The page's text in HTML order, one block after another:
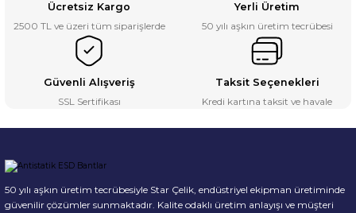
Ücretsiz Kargo
2500 TL ve üzeri tüm siparişlerde
Yerli Üretim
50 yılı aşkın üretim tecrübesi
Güvenli Alışveriş
SSL Sertifikası
Taksit Seçenekleri
Kredi kartına taksit ve havale
50 yılı aşkın üretim tecrübesiyle Star Çelik, endüstriyel ekipman üretiminde
güvenilir çözümler sunmaktadır. Kalite odaklı üretim anlayışı ve müşteri